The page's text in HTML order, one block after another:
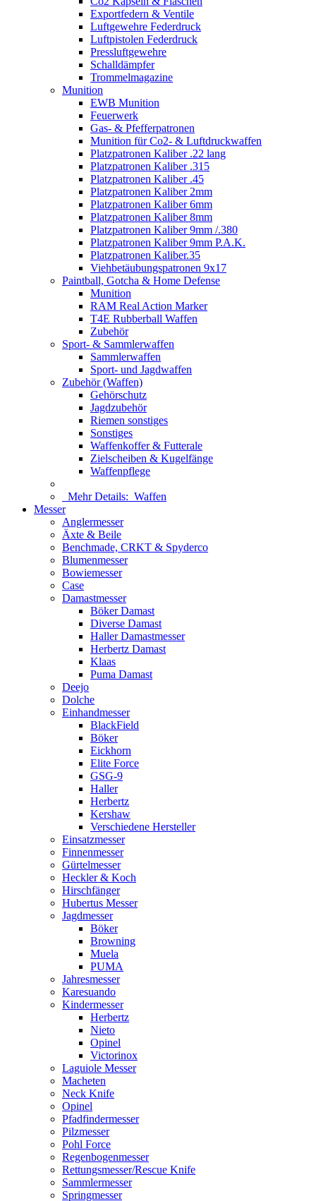
Exportfedern & Ventile
Luftgewehre Federdruck
Luftpistolen Federdruck
Pressluftgewehre
Schalldämpfer
Trommelmagazine
Munition
EWB Munition
Feuerwerk
Gas- & Pfefferpatronen
Munition für Co2- & Luftdruckwaffen
Platzpatronen Kaliber .22 lang
Platzpatronen Kaliber .315
Platzpatronen Kaliber .45
Platzpatronen Kaliber 2mm
Platzpatronen Kaliber 6mm
Platzpatronen Kaliber 8mm
Platzpatronen Kaliber 9mm /.380
Platzpatronen Kaliber 9mm P.A.K.
Platzpatronen Kaliber.35
Viehbetäubungspatronen 9x17
Paintball, Gotcha & Home Defense
Munition
RAM Real Action Marker
T4E Rubberball Waffen
Zubehör
Sport- & Sammlerwaffen
Sammlerwaffen
Sport- und Jagdwaffen
Zubehör (Waffen)
Gehörschutz
Jagdzubehör
Riemen sonstiges
Sonstiges
Waffenkoffer & Futterale
Zielscheiben & Kugelfänge
Waffenpflege
Mehr Details: Waffen
Messer
Anglermesser
Äxte & Beile
Benchmade, CRKT & Spyderco
Blumenmesser
Bowiemesser
Case
Damastmesser
Böker Damast
Diverse Damast
Haller Damastmesser
Herbertz Damast
Klaas
Puma Damast
Deejo
Dolche
Einhandmesser
BlackField
Böker
Eickhorn
Elite Force
GSG-9
Haller
Herbertz
Kershaw
Verschiedene Hersteller
Einsatzmesser
Finnenmesser
Gürtelmesser
Heckler & Koch
Hirschfänger
Hubertus Messer
Jagdmesser
Böker
Browning
Muela
PUMA
Jahresmesser
Karesuando
Kindermesser
Herbertz
Nieto
Opinel
Victorinox
Laguiole Messer
Macheten
Neck Knife
Opinel
Pfadfindermesser
Pilzmesser
Pohl Force
Regenbogenmesser
Rettungsmesser/Rescue Knife
Sammlermesser
Springmesser